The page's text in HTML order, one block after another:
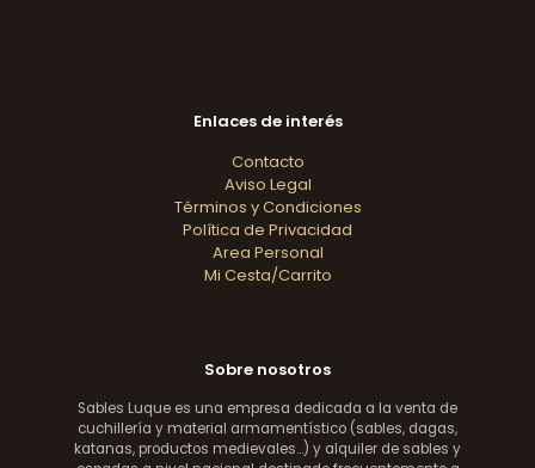
Enlaces de interés
Contacto
Aviso Legal
Términos y Condiciones
Política de Privacidad
Area Personal
Mi Cesta/Carrito
Sobre nosotros
Sables Luque es una empresa dedicada a la venta de
cuchillería y material armamentístico (sables, dagas,
katanas, productos medievales...) y alquiler de sables y